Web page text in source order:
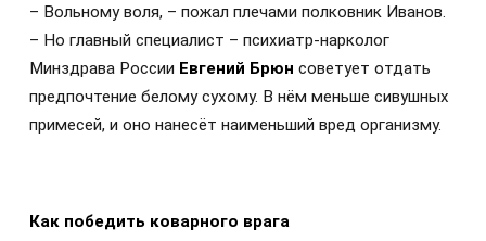
– Вольному воля, – пожал плечами полковник Иванов.
– Но главный специалист – психиатр-нарколог
Минздрава России Евгений Брюн советует отдать
предпочтение белому сухому. В нём меньше сивушных
примесей, и оно нанесёт наименьший вред организму.
Как победить коварного врага